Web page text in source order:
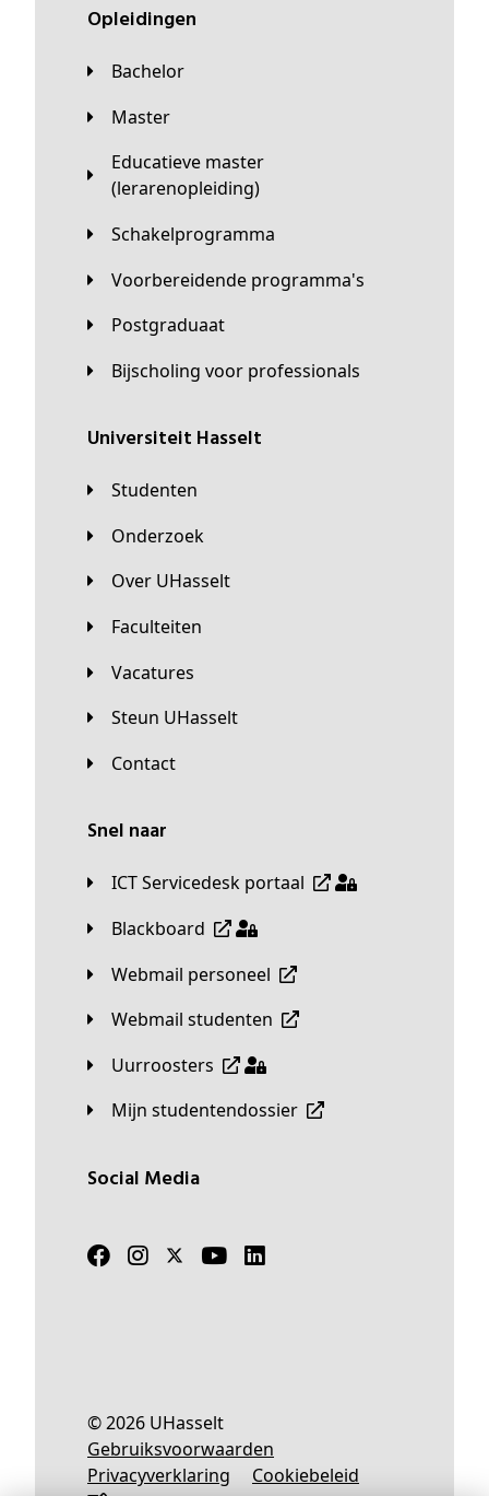
Opleidingen
Bachelor
Master
Educatieve master
(lerarenopleiding)
Schakelprogramma
Voorbereidende programma's
Postgraduaat
Bijscholing voor professionals
universiteit Hasselt
Studenten
Onderzoek
Over UHasselt
Faculteiten
Vacatures
Steun UHasselt
Contact
Snel naar
ICT Servicedesk portaal
Blackboard
Webmail personeel
Webmail studenten
Uurroosters
Mijn studentendossier
Social Media
© 2026 UHasselt
Gebruiksvoorwaarden
Privacyverklaring
Cookiebeleid